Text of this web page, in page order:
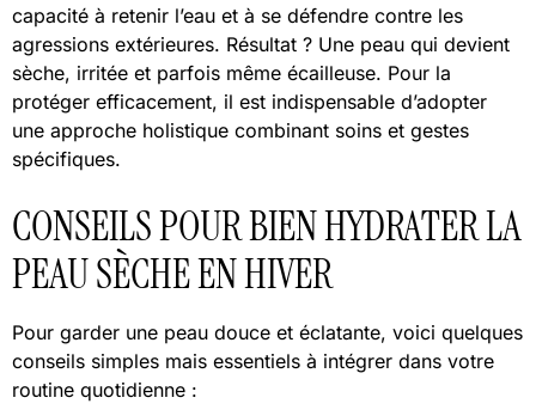
capacité à retenir l’eau et à se défendre contre les
agressions extérieures. Résultat ? Une peau qui devient
sèche, irritée et parfois même écailleuse. Pour la
protéger efficacement, il est indispensable d’adopter
une approche holistique combinant soins et gestes
spécifiques.
CONSEILS POUR BIEN HYDRATER LA
PEAU SÈCHE EN HIVER
Pour garder une peau douce et éclatante, voici quelques
conseils simples mais essentiels à intégrer dans votre
routine quotidienne :